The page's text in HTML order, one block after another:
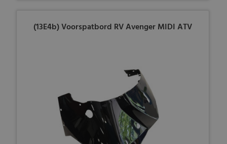
(13E4b) Voorspatbord RV Avenger MIDI ATV